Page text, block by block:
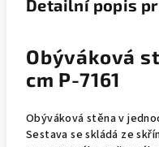
Detailní popis
Obýváková
cm P-7161
Obýváková stěna v
Sestava se skládá ze